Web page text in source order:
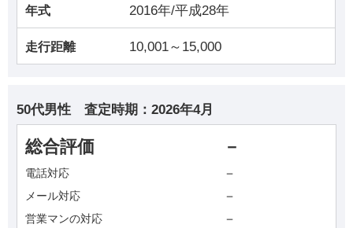
年式 2016年/平成28年
走行距離 10,001～15,000
50代男性 査定時期： 2026年4月
総合評価 －
電話対応 －
メール対応 －
営業マンの対応 －